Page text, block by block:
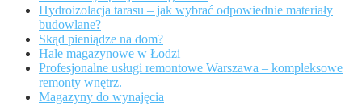
Hydroizolacja tarasu – jak wybrać odpowiednie materiały
budowlane?
Skąd pieniądze na dom?
Hale magazynowe w Łodzi
Profesjonalne usługi remontowe Warszawa – kompleksowe
remonty wnętrz.
Magazyny do wynajęcia